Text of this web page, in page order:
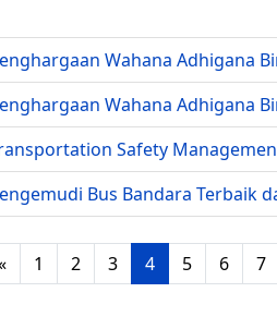
Wahana Adhigana
Wahana Adhigana
Safety
Bus Bandara Terbaik
1 2 3 4 5 6 7